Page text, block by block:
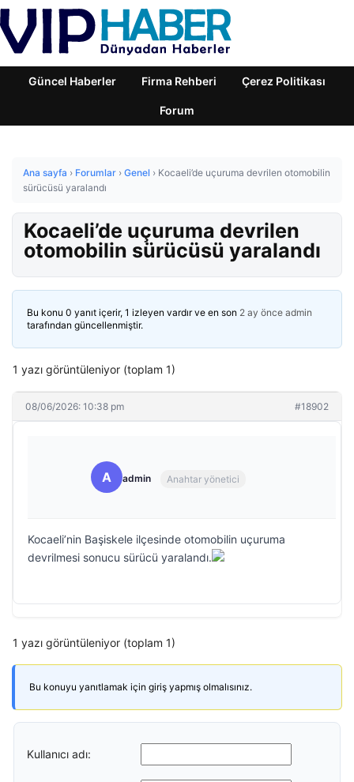
Güncel Haberler Firma Rehberi Çerez Politikası
Forum
Ana sayfa › Forumlar › Genel › Kocaeli’de uçuruma devrilen otomobilin
sürücüsü yaralandı
Kocaeli’de uçuruma devrilen
otomobilin sürücüsü yaralandı
Bu konu 0 yanıt içerir, 1 izleyen vardır ve en son 2 ay önce admin
tarafından güncellenmiştir.
1 yazı görüntüleniyor (toplam 1)
08/06/2026: 10:38 pm #18902
A admin Anahtar yönetici
Kocaeli’nin Başiskele ilçesinde otomobilin uçuruma
devrilmesi sonucu sürücü yaralandı.
1 yazı görüntüleniyor (toplam 1)
Bu konuyu yanıtlamak için giriş yapmış olmalısınız.
Kullanıcı adı: